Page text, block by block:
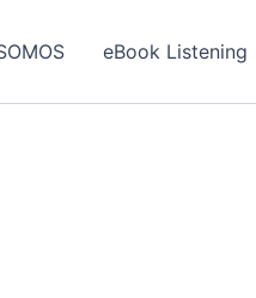
eBook Listening